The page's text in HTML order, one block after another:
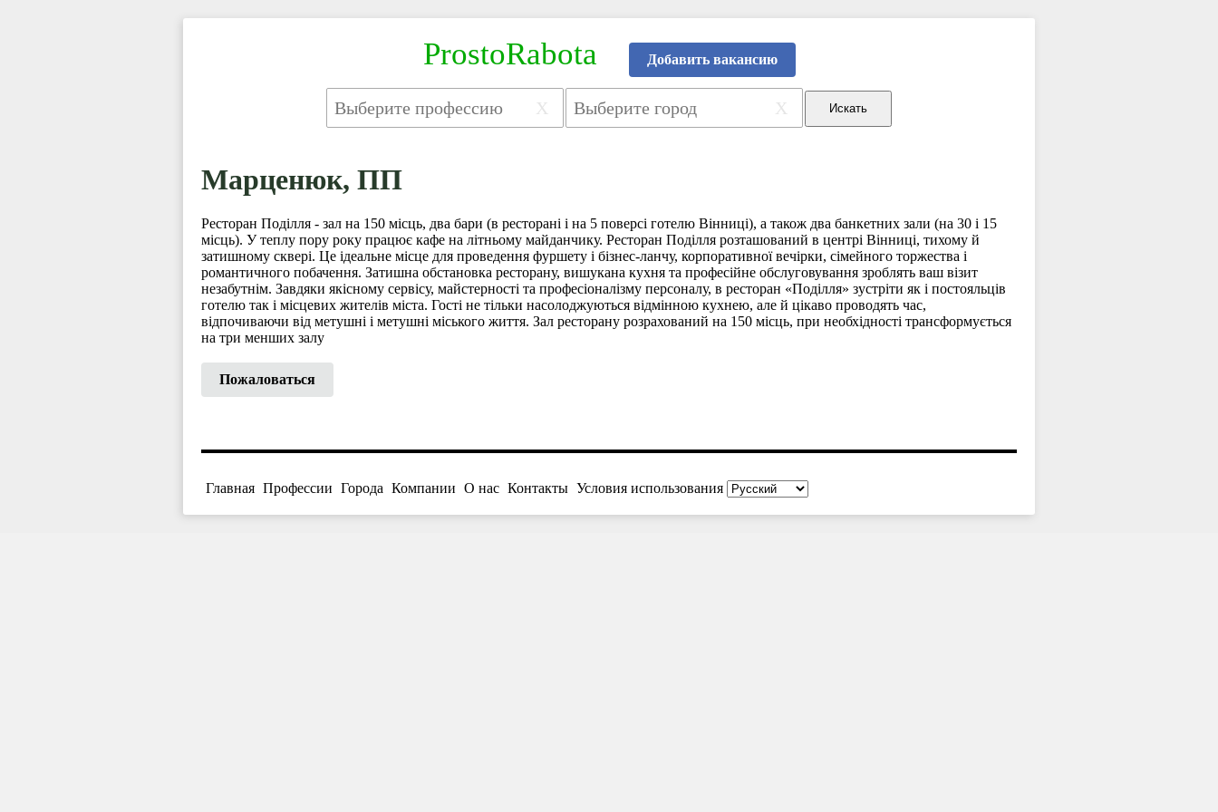
ProstoRabota Добавить вакансию
X X
Марценюк, ПП
Ресторан Поділля - зал на 150 місць, два бари (в ресторані і на 5 поверсі готелю Вінниці), а також два банкетних зали (на 30 і 15
місць). У теплу пору року працює кафе на літньому майданчику. Ресторан Поділля розташований в центрі Вінниці, тихому й
затишному сквері. Це ідеальне місце для проведення фуршету і бізнес-ланчу, корпоративної вечірки, сімейного торжества і
романтичного побачення. Затишна обстановка ресторану, вишукана кухня та професійне обслуговування зроблять ваш візит
незабутнім. Завдяки якісному сервісу, майстерності та професіоналізму персоналу, в ресторан «Поділля» зустріти як і постояльців
готелю так і місцевих жителів міста. Гості не тільки насолоджуються відмінною кухнею, але й цікаво проводять час,
відпочиваючи від метушні і метушні міського життя. Зал ресторану розрахований на 150 місць, при необхідності трансформується
на три менших залу
Пожаловаться
Главная Профессии Города Компании О нас Контакты Условия использования